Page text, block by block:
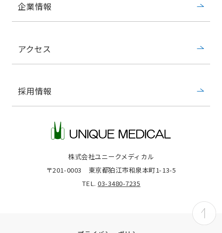
株式会社ユニークメディカル
〒201-0003
東京都狛江市和泉本町1-13-5
TEL.03-3480-7235
企業情報
アクセス
採用情報